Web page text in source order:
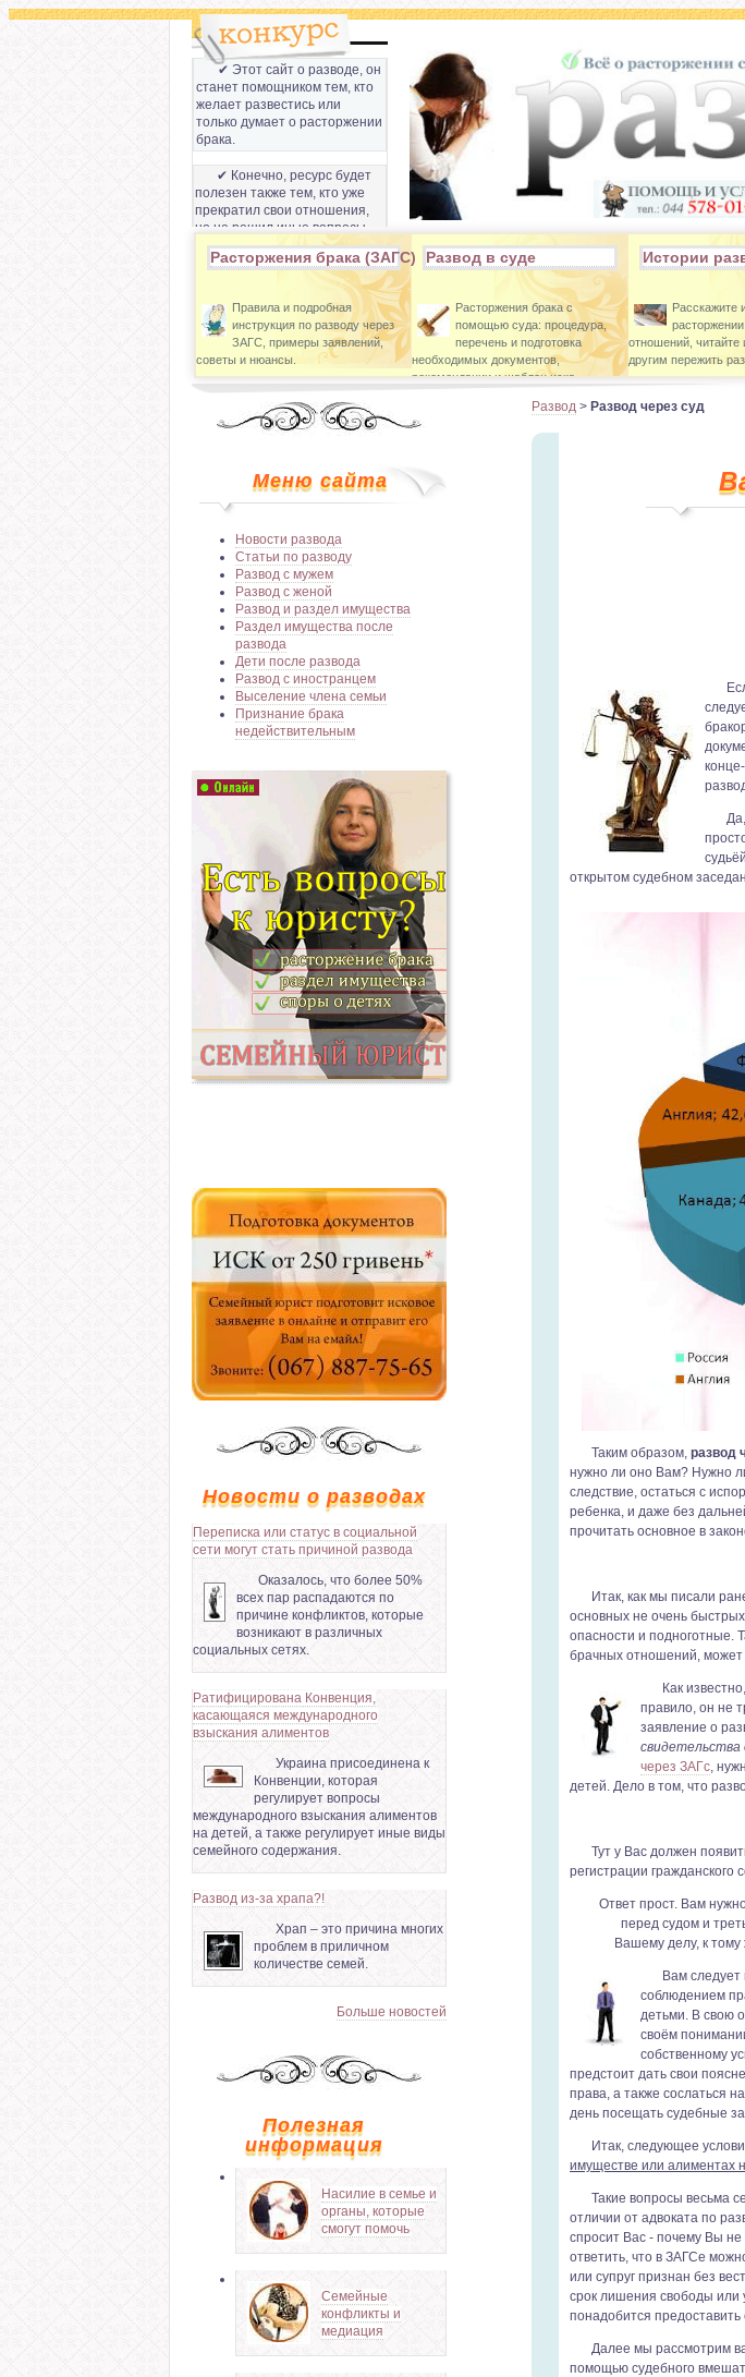
✔ Этот сайт о разводе, он
станет помощником тем, кто
желает развестись или
только думает о расторжении
брака.
✔ Конечно, ресурс будет
полезен также тем, кто уже
прекратил свои отношения,
но не решил иные вопросы,
которые связанны с разводом
супругов.
Расторжения брака (ЗАГС)
Правила и подробная
инструкция по разводу через
ЗАГС, примеры заявлений,
советы и нюансы.
Развод в суде
Расторжения брака с
помощью суда: процедура,
перечень и подготовка
необходимых документов,
рекомендации и шаблон иска.
Истории
Расскажите
отношений, читайте
другим пережить
Меню сайта
Новости развода
Статьи по разводу
Развод с мужем
Развод с женой
Развод и раздел имущества
Раздел имущества после
развода
Дети после развода
Развод с иностранцем
Выселение члена семьи
Признание брака
недействительным
Новости о разводах
Переписка или статус в социальной
сети могут стать причиной развода
Оказалось, что более 50%
всех пар распадаются по
причине конфликтов, которые
возникают в различных
социальных сетях.
Ратифицирована Конвенция,
касающаяся международного
взыскания алиментов
Украина присоединена к
Конвенции, которая
регулирует вопросы
международного взыскания алиментов
на детей, а также регулирует иные виды
семейного содержания.
Развод из-за храпа?!
Храп – это причина многих
проблем в приличном
количестве семей.
Больше новостей
Полезная
информация
Насилие в семье и
органы, которые
смогут помочь
Семейные
конфликты и
медиация
Развод > Развод через суд
открытом судебном
Таким образом, развод
нужно ли оно Вам? Нужно
следствие, остаться с
ребенка, и даже без
прочитать основное в
Итак, как мы писали
основных не очень быстрых
опасности и подноготные.
брачных отношений, может
Как
правило, он не
заявление о
свидетельства
через ЗАГс ,
детей. Дело в том, что
Тут у Вас должен
регистрации гражданского
Ответ прост. Вам
перед судом и
Вашему делу, к тому
Вам следует
соблюдением
детьми. В свою
своём
собственному
предстоит дать свои
права, а также сослаться
день посещать судебные
Итак, следующее
имуществе или алиментах
Такие вопросы весьма
отличии от адвоката по
спросит Вас - почему Вы
ответить, что в ЗАГСе
или супруг признан без
срок лишения свободы или
понадобится
Далее мы рассмотрим
помощью судебного